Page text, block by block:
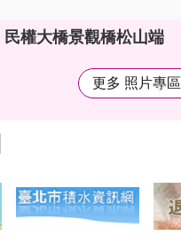
民權大橋景觀橋松山端
更多 照片專區